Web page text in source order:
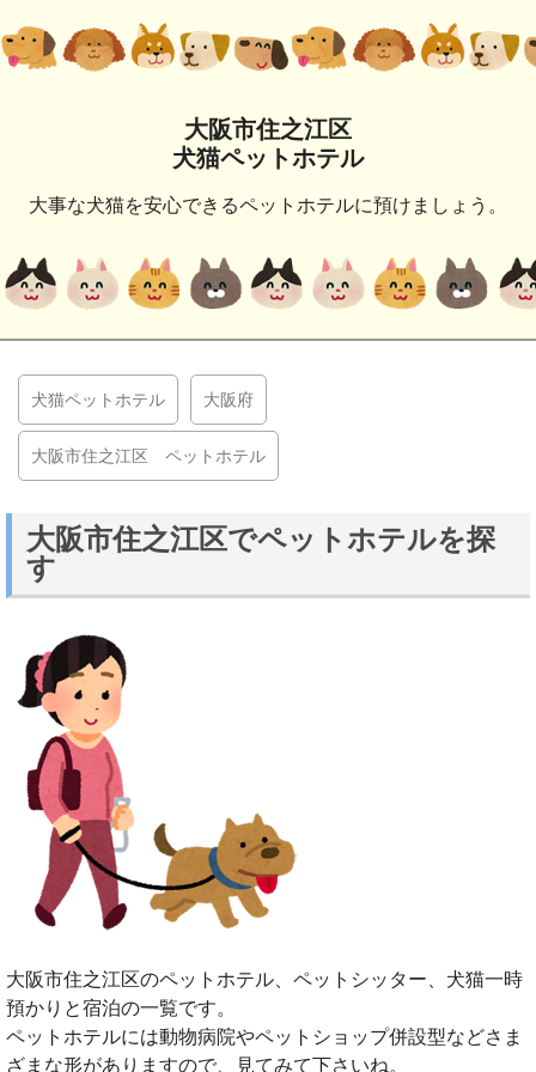
大阪市住之江区
犬猫ペットホテル
大事な犬猫を安心できるペットホテルに預けましょう。
犬猫ペットホテル 大阪府
大阪市住之江区 ペットホテル
大阪市住之江区でペットホテルを探
す
大阪市住之江区のペットホテル、ペットシッター、犬猫一時
預かりと宿泊の一覧です。
ペットホテルには動物病院やペットショップ併設型などさま
ざまな形がありますので、見てみて下さいね。